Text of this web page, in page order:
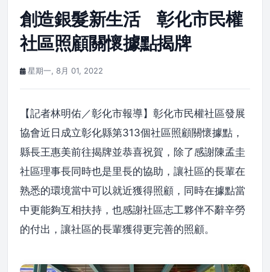
創造銀髮新生活 彰化市民權
社區照顧關懷據點揭牌
星期一, 8月 01, 2022
【記者林明佑／彰化市報導】彰化市民權社區發展
協會近日成立彰化縣第313個社區照顧關懷據點，
縣長王惠美前往揭牌並恭喜祝賀，除了感謝陳孟圭
社區理事長同時也是里長的協助，讓社區的長輩在
熟悉的環境當中可以就近獲得照顧，同時在據點當
中更能夠互相扶持，也感謝社區志工夥伴不辭辛勞
的付出，讓社區的長輩獲得更完善的照顧。